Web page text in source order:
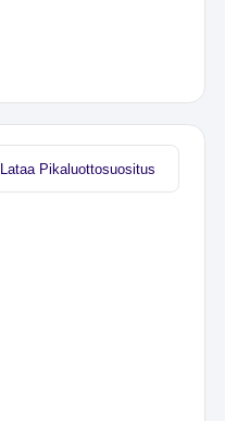
Lataa Pikaluottosuositus